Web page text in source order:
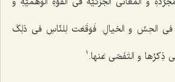
فی الحِسِّ و الخیالِ. فَوَقَعَت لِلنّاسِ فی ذلِکَ
ذِکرُها و التَفَصّی عَنها. 1